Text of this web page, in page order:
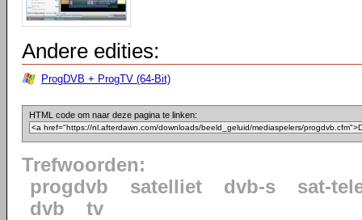
Andere edities:
ProgDVB + ProgTV (64-Bit)
HTML code om naar deze pagina te linken:
Trefwoorden:
progdvb
satelliet dvb-s
sat-
dvb
tv